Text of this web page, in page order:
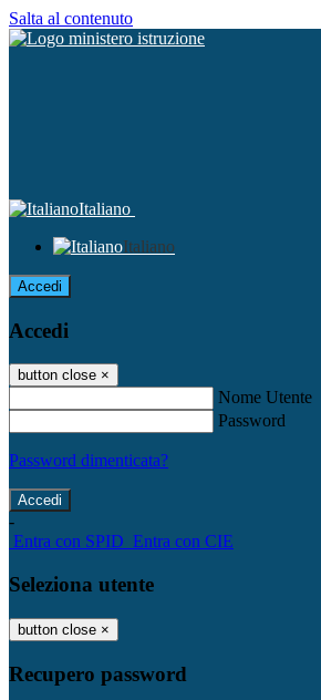
Salta al contenuto
Italiano
Italiano
Accedi
Accedi
button close ×
Nome Utente
Password
Password dimenticata?
-
Entra con SPID Entra con CIE
Seleziona utente
button close ×
Recupero password